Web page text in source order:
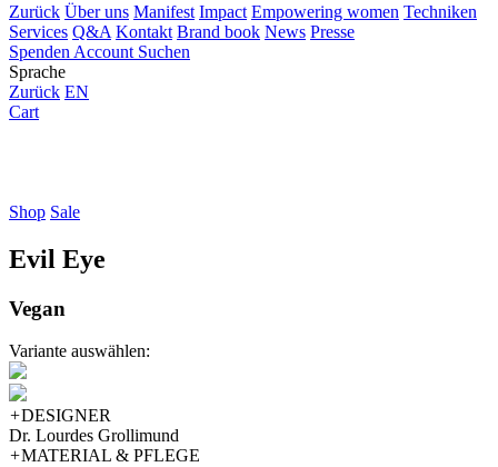
Zurück Über uns Manifest Impact Empowering women Techniken
Services Q&A Kontakt Brand book News Presse
Spenden Account Suchen
Sprache
Zurück EN
Cart
Shop Sale
Evil Eye
Vegan
Variante auswählen:
+DESIGNER
Dr. Lourdes Grollimund
+MATERIAL & PFLEGE